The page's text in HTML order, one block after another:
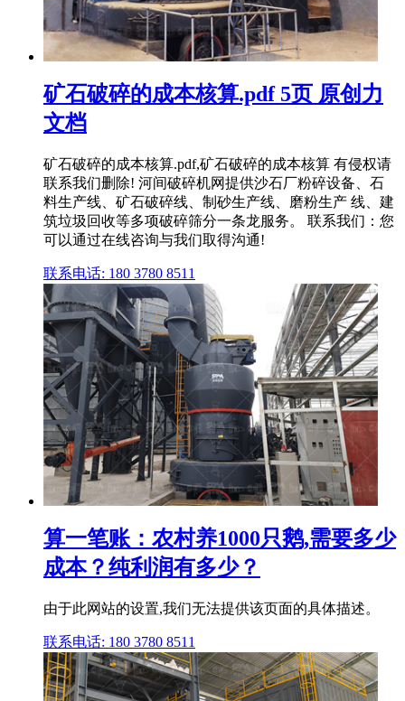
矿石破碎的成本核算.pdf 5页 原创力
文档
矿石破碎的成本核算.pdf,矿石破碎的成本核算 有侵权请
联系我们删除! 河间破碎机网提供沙石厂粉碎设备、石
料生产线、矿石破碎线、制砂生产线、磨粉生产 线、建
筑垃圾回收等多项破碎筛分一条龙服务。 联系我们：您
可以通过在线咨询与我们取得沟通!
联系电话: 180 3780 8511
算一笔账：农村养1000只鹅,需要多少
成本？纯利润有多少？
由于此网站的设置,我们无法提供该页面的具体描述。
联系电话: 180 3780 8511